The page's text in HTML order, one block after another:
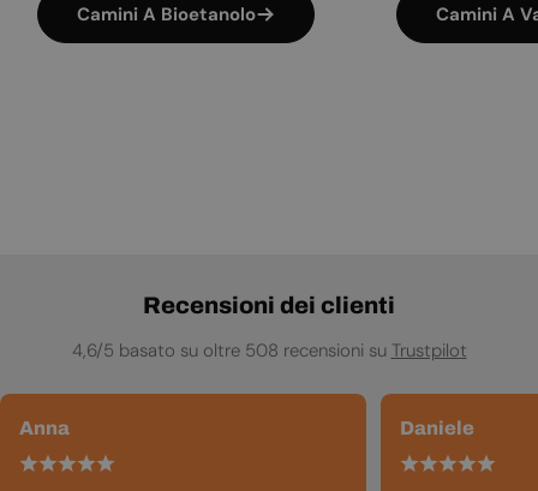
Camini A Bioetanolo Camini A
Recensioni dei clienti
4,6/5 basato su oltre 508 recensioni su Trustpilot
Anna Daniele